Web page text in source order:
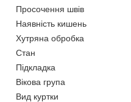
Просочення швів
Наявність кишень
Хутряна обробка
Стан
Підкладка
Вікова група
Вид куртки